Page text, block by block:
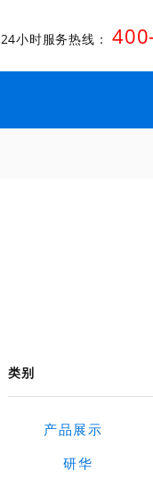
24小时服务热线：
类别
产品展示
研华